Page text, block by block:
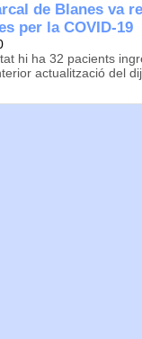
de Blanes va
per la COVID-19
hi ha 32 pacients
actualització del